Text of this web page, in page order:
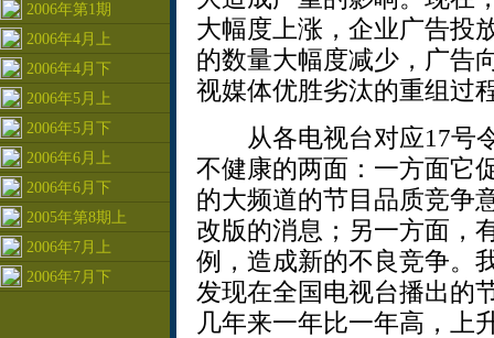
2006年第1期
2006年4月上
2006年4月下
2006年5月上
2006年5月下
2006年6月上
2006年6月下
2005年第8期上
2006年7月上
2006年7月下
大幅度上涨，企业广告投
的数量大幅度减少，广告
视媒体优胜劣汰的重组过
从各电视台对应17号令
不健康的两面：一方面它
的大频道的节目品质竞争
改版的消息；另一方面，
例，造成新的不良竞争。
发现在全国电视台播出的
几年来一年比一年高，上